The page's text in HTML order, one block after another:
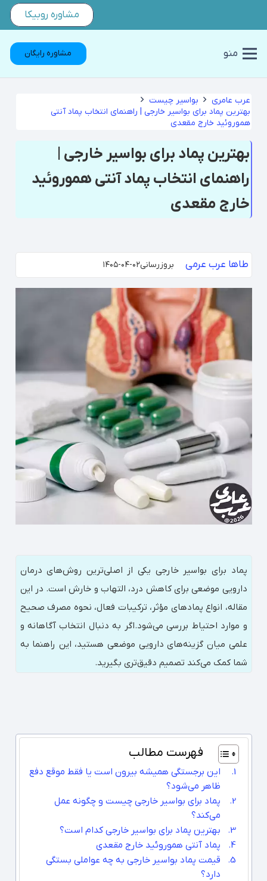
مشاوره روبیکا
منو مشاوره رایگان
عرب عامری
بواسیر چیست
بهترین پماد برای بواسیر خارجی | راهنمای انتخاب پماد آنتی
هموروئید خارج مقعدی
بهترین پماد برای بواسیر خارجی |
راهنمای انتخاب پماد آنتی هموروئید
خارج مقعدی
طاها عرب عرمی بروزرسانی۱۴۰۵-۰۴-۰۲
پماد برای بواسیر خارجی یکی از اصلی‌ترین روش‌های درمان
دارویی موضعی برای کاهش درد، التهاب و خارش است. در این
مقاله، انواع پمادهای مؤثر، ترکیبات فعال، نحوه مصرف صحیح
و موارد احتیاط بررسی می‌شود.اگر به دنبال انتخاب آگاهانه و
علمی میان گزینه‌های دارویی موضعی هستید، این راهنما به
شما کمک می‌کند تصمیم دقیق‌تری بگیرید.
فهرست مطالب
این برجستگی همیشه بیرون است یا فقط موقع دفع
ظاهر می‌شود؟
پماد برای بواسیر خارجی چیست و چگونه عمل
می‌کند؟
بهترین پماد برای بواسیر خارجی کدام است؟
پماد آنتی هموروئید خارج مقعدی
قیمت پماد بواسیر خارجی به چه عواملی بستگی
دارد؟